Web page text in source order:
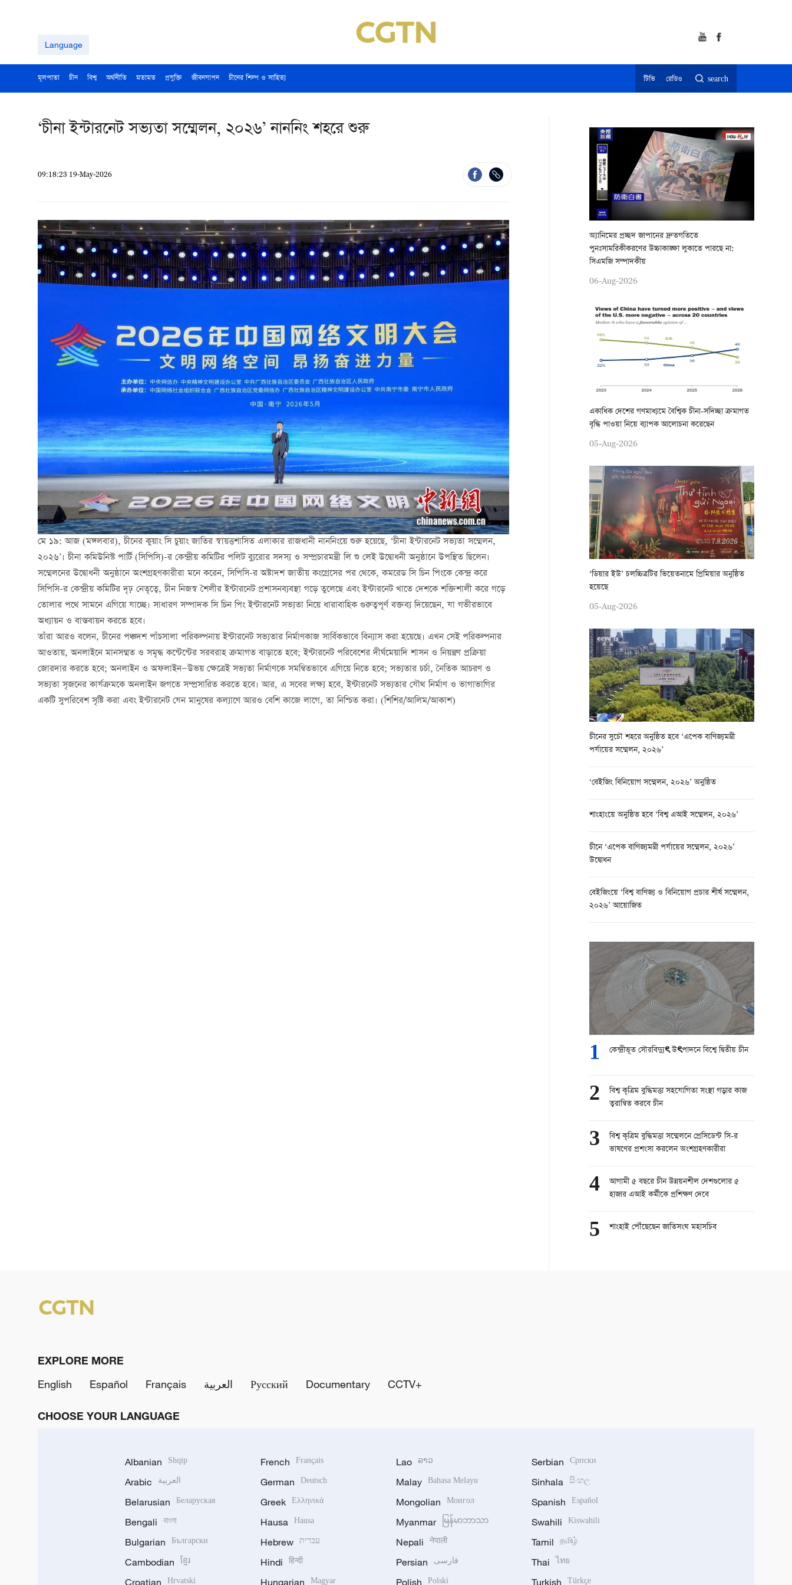
Language
মূলপাতা চীন বিশ্ব অর্থনীতি মতামত প্রযুক্তি জীবনযাপন চীনের শিল্প ও সাহিত্য টিভি রেডিও search
‘চীনা ইন্টারনেট সভ্যতা সম্মেলন, ২০২৬’ নাননিং শহরে শুরু
09:18:23 19-May-2026
মে ১৯: আজ (মঙ্গলবার), চীনের কুয়াং সি চুয়াং জাতির স্বায়ত্তশাসিত এলাকার রাজধানী নাননিংয়ে শুরু হয়েছে, ‘চীনা ইন্টারনেট সভ্যতা সম্মেলন,
২০২৬’। চীনা কমিউনিস্ট পার্টি (সিপিসি)-র কেন্দ্রীয় কমিটির পলিট ব্যুরোর সদস্য ও সম্প্রচারমন্ত্রী লি শু লেই উদ্বোধনী অনুষ্ঠানে উপস্থিত ছিলেন।
সম্মেলনের উদ্বোধনী অনুষ্ঠানে অংশগ্রহণকারীরা মনে করেন, সিপিসি-র অষ্টাদশ জাতীয় কংগ্রেসের পর থেকে, কমরেড সি চিন পিংকে কেন্দ্র করে
সিপিসি-র কেন্দ্রীয় কমিটির দৃঢ় নেতৃত্বে, চীন নিজস্ব শৈলীর ইন্টারনেট প্রশাসনব্যবস্থা গড়ে তুলেছে এবং ইন্টারনেট খাতে দেশকে শক্তিশালী করে গড়ে
তোলার পথে সামনে এগিয়ে যাচ্ছে। সাধারণ সম্পাদক সি চিন পিং ইন্টারনেট সভ্যতা নিয়ে ধারাবাহিক গুরুত্বপূর্ণ বক্তব্য দিয়েছেন, যা গভীরভাবে
অধ্যায়ন ও বাস্তবায়ন করতে হবে।
তাঁরা আরও বলেন, চীনের পঞ্চদশ পাঁচসালা পরিকল্পনায় ইন্টারনেট সভ্যতার নির্মাণকাজ সার্বিকভাবে বিন্যাস করা হয়েছে। এখন সেই পরিকল্পনার
আওতায়, অনলাইনে মানসম্মত ও সমৃদ্ধ কন্টেন্টের সরবরাহ ক্রমাগত বাড়াতে হবে; ইন্টারনেট পরিবেশের দীর্ঘমেয়াদি শাসন ও নিয়ন্ত্রণ প্রক্রিয়া
জোরদার করতে হবে; অনলাইন ও অফলাইন—উভয় ক্ষেত্রেই সভ্যতা নির্মাণকে সমন্বিতভাবে এগিয়ে নিতে হবে; সভ্যতার চর্চা, নৈতিক আচরণ ও
সভ্যতা সৃজনের কার্যক্রমকে অনলাইন জগতে সম্প্রসারিত করতে হবে। আর, এ সবের লক্ষ্য হবে, ইন্টারনেট সভ্যতার যৌথ নির্মাণ ও ভাগাভাগির
একটি সুপরিবেশ সৃষ্টি করা এবং ইন্টারনেট যেন মানুষের কল্যাণে আরও বেশি কাজে লাগে, তা নিশ্চিত করা। (শিশির/আলিম/আকাশ)
অ্যানিমের প্রচ্ছদ জাপানের দ্রুতগতিতে
পুনঃসামরিকীকরণের উচ্চাকাঙ্ক্ষা লুকাতে পারছে না:
সিএমজি সম্পাদকীয়
06-Aug-2026
একাধিক দেশের গণমাধ্যমে বৈশ্বিক চীনা-সদিচ্ছা ক্রমাগত
বৃদ্ধি পাওয়া নিয়ে ব্যাপক আলোচনা করেছেন
05-Aug-2026
‘ডিয়ার ইউ’ চলচ্চিত্রটির ভিয়েতনামে প্রিমিয়ার অনুষ্ঠিত
হয়েছে
05-Aug-2026
চীনের সুচৌ শহরে অনুষ্ঠিত হবে ‘এপেক বাণিজ্যমন্ত্রী
পর্যায়ের সম্মেলন, ২০২৬’
‘বেইজিং বিনিয়োগ সম্মেলন, ২০২৬’ অনুষ্ঠিত
শাংহাংয়ে অনুষ্ঠিত হবে ‘বিশ্ব এআই সম্মেলন, ২০২৬’
চীনে ‘এপেক বাণিজ্যমন্ত্রী পর্যায়ের সম্মেলন, ২০২৬’
উদ্বোধন
বেইজিংয়ে ‘বিশ্ব বাণিজ্য ও বিনিয়োগ প্রচার শীর্ষ সম্মেলন,
২০২৬’ আয়োজিত
1 কেন্দ্রীভূত সৌরবিদ্যুৎ উৎপাদনে বিশ্বে দ্বিতীয় চীন
2
বিশ্ব কৃত্রিম বুদ্ধিমত্তা সহযোগিতা সংস্থা গড়ার কাজ
ত্বরান্বিত করবে চীন
3
বিশ্ব কৃত্রিম বুদ্ধিমত্তা সম্মেলনে প্রেসিডেন্ট সি-র
ভাষণের প্রশংসা করলেন অংশগ্রহণকারীরা
4
আগামী ৫ বছরে চীন উন্নয়নশীল দেশগুলোর ৫
হাজার এআই কর্মীকে প্রশিক্ষণ দেবে
5 শাংহাই পৌঁছেছেন জাতিসংঘ মহাসচিব
EXPLORE MORE
English
Español Français العربية Русский Documentary CCTV+
CHOOSE YOUR LANGUAGE
Albanian Shqip
Arabic العربية
Belarusian Беларуская
Bengali বাংলা
Bulgarian Български
Cambodian ខ្មែរ
Croatian Hrvatski
French Français
German Deutsch
Greek Ελληνικά
Hausa Hausa
Hebrew עברית
Hindi हिन्दी
Hungarian Magyar
Lao ລາວ
Malay Bahasa Melayu
Mongolian Монгол
Myanmar မြန်မာဘာသာ
Nepali नेपाली
Persian فارسی
Polish Polski
Serbian Српски
Sinhala සිංහල
Spanish Español
Swahili Kiswahili
Tamil தமிழ்
Thai ไทย
Turkish Türkçe